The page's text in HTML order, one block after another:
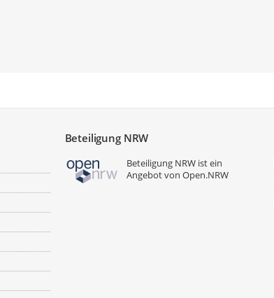
Beteiligung NRW
Beteiligung NRW ist ein
Angebot vonOpen.NRW